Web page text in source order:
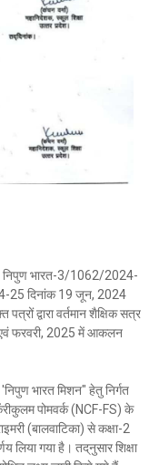
निपुण भारत-3/1062/2024-
25 दिनांक 19 जून, 2024
द्वारा वर्तमान शैक्षिक सत्र
एवं फरवरी, 2025 में आकलन
'निपुण भारत मिशन" हेतु निर्गत
पोमवर्क (NCF-FS) के
(बालवाटिका) से कक्षा-2
लिया गया है। तद्‌नुसार शिक्षा